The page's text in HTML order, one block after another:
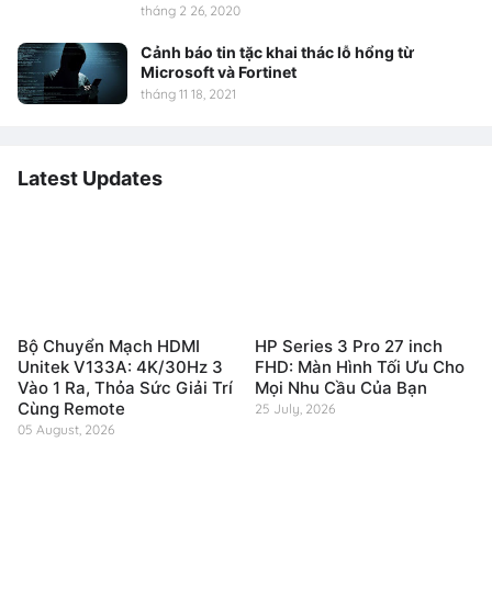
tháng 2 26, 2020
Cảnh báo tin tặc khai thác lỗ hổng từ
Microsoft và Fortinet
tháng 11 18, 2021
Latest Updates
Bộ Chuyển Mạch HDMI
Unitek V133A: 4K/30Hz 3
Vào 1 Ra, Thỏa Sức Giải Trí
Cùng Remote
05 August, 2026
HP Series 3 Pro 27 inch
FHD: Màn Hình Tối Ưu Cho
Mọi Nhu Cầu Của Bạn
25 July, 2026